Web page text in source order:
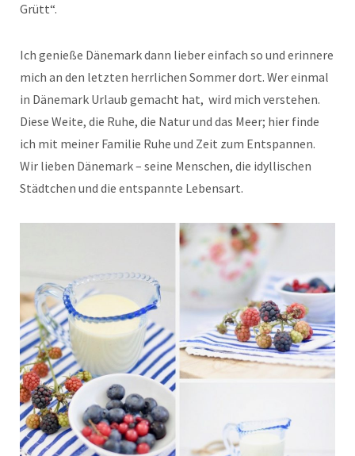
Grütt“.
Ich genieße Dänemark dann lieber einfach so und erinnere
mich an den letzten herrlichen Sommer dort. Wer einmal
in Dänemark Urlaub gemacht hat, wird mich verstehen.
Diese Weite, die Ruhe, die Natur und das Meer; hier finde
ich mit meiner Familie Ruhe und Zeit zum Entspannen.
Wir lieben Dänemark – seine Menschen, die idyllischen
Städtchen und die entspannte Lebensart.